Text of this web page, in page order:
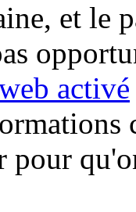
et le
activé
pour